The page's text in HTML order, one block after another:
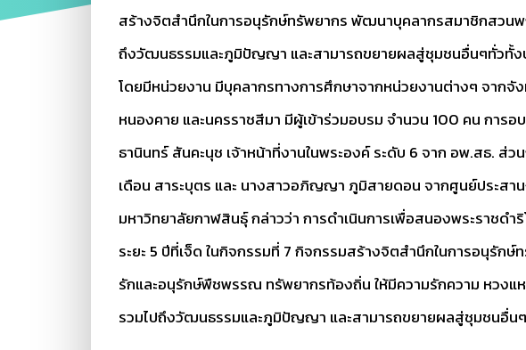
สร้างจิตสำนึกในการอนุรักษ์ทรัพยากร พัฒนาบุคลากรสมาชิกสวน
ถึงวัฒนธรรมและภูมิปัญญา และสามารถขยายผลสู่ชุมชนอื่นๆทั่วทั้งป
โดยมีหน่วยงาน มีบุคลากรทางการศึกษาจากหน่วยงานต่างๆ จาก
หนองคาย และนครราชสีมา มีผู้เข้าร่วมอบรม จำนวน 100 คน การอ
ธานินทร์ สันคะนุช เจ้าหน้าที่งานในพระองค์ ระดับ 6 จาก อพ.สธ.
เดือน สาระบุตร และ นางสาวอภิญญา ภูมิสายดอน จากศูนย์ประส
มหาวิทยาลัยกาฬสินธุ์ กล่าวว่า การดำเนินการเพื่อสนองพระราช
ระยะ 5 ปีที่เจ็ด ในกิจกรรมที่ 7 กิจกรรมสร้างจิตสำนึกในการอนุรั
รักและอนุรักษ์พืชพรรณ ทรัพยากรท้องถิ่น ให้มีความรักความ หวง
รวมไปถึงวัฒนธรรมและภูมิปัญญา และสามารถขยายผลสู่ชุมชนอื่นๆ